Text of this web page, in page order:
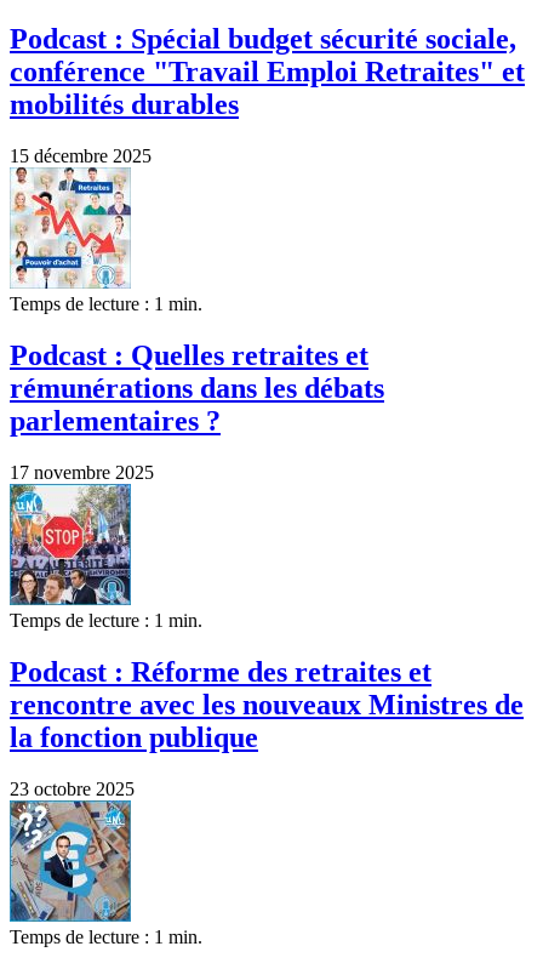
Podcast : Spécial budget sécurité sociale,
conférence "Travail Emploi Retraites" et
mobilités durables
15 décembre 2025
Temps de lecture : 1 min.
Podcast : Quelles retraites et
rémunérations dans les débats
parlementaires ?
17 novembre 2025
Temps de lecture : 1 min.
Podcast : Réforme des retraites et
rencontre avec les nouveaux Ministres de
la fonction publique
23 octobre 2025
Temps de lecture : 1 min.